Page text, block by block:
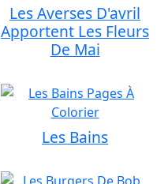
Les Averses D'avril
Apportent Les Fleurs
De Mai
Les Bains